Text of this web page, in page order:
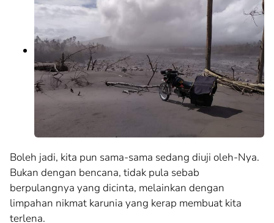
Boleh jadi, kita pun sama-sama sedang diuji oleh-Nya.
Bukan dengan bencana, tidak pula sebab
berpulangnya yang dicinta, melainkan dengan
limpahan nikmat karunia yang kerap membuat kita
terlena.